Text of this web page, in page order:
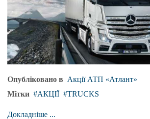
Опубліковано в Акції АТП «Атлант»
Мітки
АКЦІЇ TRUCKS
Докладніше ...